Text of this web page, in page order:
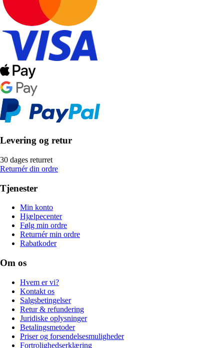
Levering og retur
30 dages returret
Returnér din ordre
Tjenester
Min konto
Hjælpecenter
Følg min ordre
Returnér min ordre
Rabatkoder
Om os
Hvem er vi?
Kontakt os
Salgsbetingelser
Retur & refundering
Juridiske oplysninger
Betalingsmetoder
Priser og forsendelsesmuligheder
Fortrolighedserklæring